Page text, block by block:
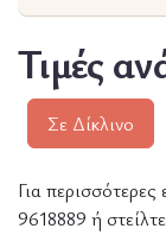
Τιμές
Σε Δίκλινο
Για
9618889 ή